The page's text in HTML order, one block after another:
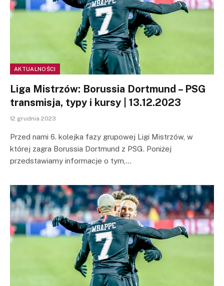
AKTUALNOŚCI
Liga Mistrzów: Borussia Dortmund – PSG
transmisja, typy i kursy | 13.12.2023
12 grudnia 2023
Przed nami 6. kolejka fazy grupowej Ligi Mistrzów, w
której zagra Borussia Dortmund z PSG. Poniżej
przedstawiamy informacje o tym,…